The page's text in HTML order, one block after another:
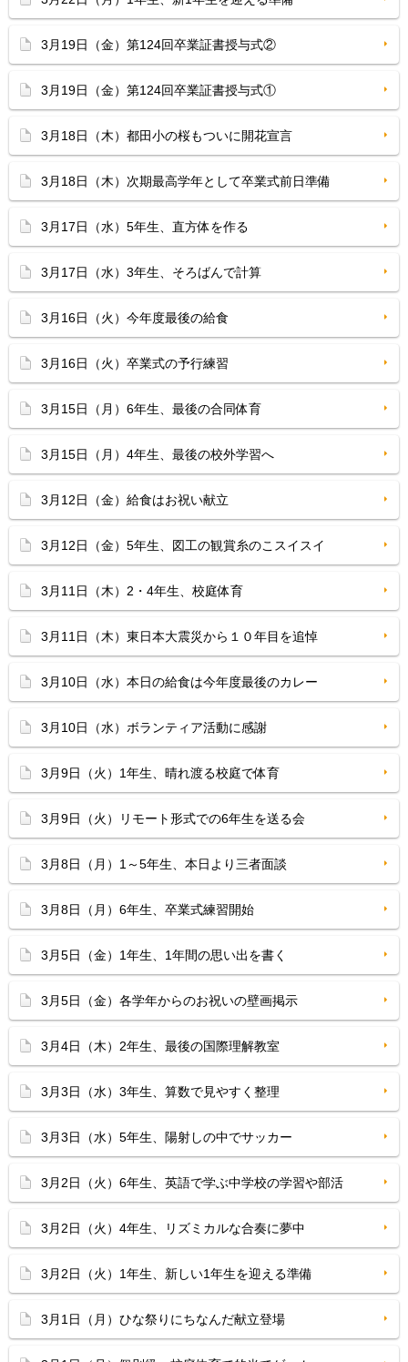
3月19日（金）第124回卒業証書授与式②
3月19日（金）第124回卒業証書授与式①
3月18日（木）都田小の桜もついに開花宣言
3月18日（木）次期最高学年として卒業式前日準備
3月17日（水）5年生、直方体を作る
3月17日（水）3年生、そろばんで計算
3月16日（火）今年度最後の給食
3月16日（火）卒業式の予行練習
3月15日（月）6年生、最後の合同体育
3月15日（月）4年生、最後の校外学習へ
3月12日（金）給食はお祝い献立
3月12日（金）5年生、図工の観賞糸のこスイスイ
3月11日（木）2・4年生、校庭体育
3月11日（木）東日本大震災から１０年目を追悼
3月10日（水）本日の給食は今年度最後のカレー
3月10日（水）ボランティア活動に感謝
3月9日（火）1年生、晴れ渡る校庭で体育
3月9日（火）リモート形式での6年生を送る会
3月8日（月）1～5年生、本日より三者面談
3月8日（月）6年生、卒業式練習開始
3月5日（金）1年生、1年間の思い出を書く
3月5日（金）各学年からのお祝いの壁画掲示
3月4日（木）2年生、最後の国際理解教室
3月3日（水）3年生、算数で見やすく整理
3月3日（水）5年生、陽射しの中でサッカー
3月2日（火）6年生、英語で学ぶ中学校の学習や部活
3月2日（火）4年生、リズミカルな合奏に夢中
3月2日（火）1年生、新しい1年生を迎える準備
3月1日（月）ひな祭りにちなんだ献立登場